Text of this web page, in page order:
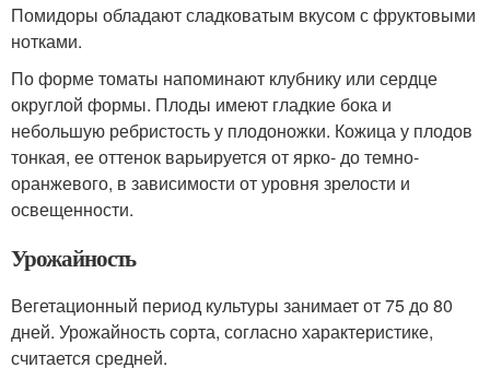
Помидоры обладают сладковатым вкусом с фруктовыми
нотками.
По форме томаты напоминают клубнику или сердце
округлой формы. Плоды имеют гладкие бока и
небольшую ребристость у плодоножки. Кожица у плодов
тонкая, ее оттенок варьируется от ярко- до темно-
оранжевого, в зависимости от уровня зрелости и
освещенности.
Урожайность
Вегетационный период культуры занимает от 75 до 80
дней. Урожайность сорта, согласно характеристике,
считается средней.